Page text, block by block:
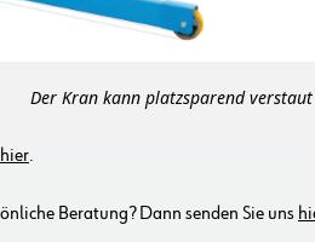
Der Kran kann platzsparend
hier.
Beratung? Dann senden Sie uns